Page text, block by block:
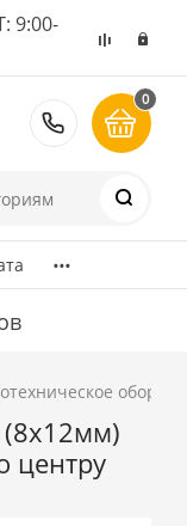
9:00-
8 (495)
0
...
центру